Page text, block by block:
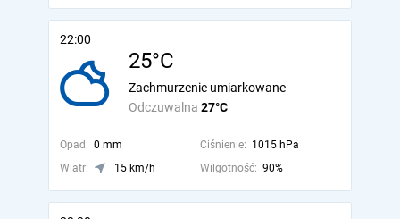
22:00
25°C
Odczuwalna 27°C
Zachmurzenie umiarkowane
Opad: 0 mm Ciśnienie: 1015 hPa
Wiatr:
15 km/h Wilgotność: 90%